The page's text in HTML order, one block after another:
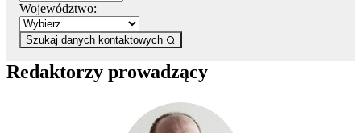
Województwo:
Szukaj danych kontaktowych
Redaktorzy prowadzący